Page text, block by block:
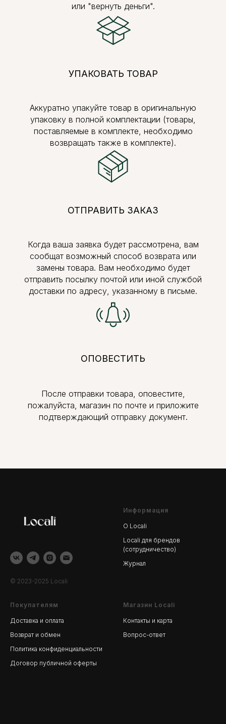
или "вернуть деньги".
УПАКОВАТЬ ТОВАР
Аккуратно упакуйте товар в оригинальную
упаковку в полной комплектации (товары,
поставляемые в комплекте, необходимо
возвращать также в комплекте).
ОТПРАВИТЬ ЗАКАЗ
Когда ваша заявка будет рассмотрена, вам
сообщат возможный способ возврата или
замены товара. Вам необходимо будет
отправить посылку почтой или иной службой
доставки по адресу, указанному в письме.
ОПОВЕСТИТЬ
После отправки товара, оповестите,
пожалуйста, магазин по почте и приложите
подтверждающий отправку документ.
© 2023-2025 Locali
Информация
О Locali
Locali для брендов
(сотрудничество)
Журнал
Покупателям
Доставка и оплата
Возврат и обмен
Политика конфиденциальности
Договор публичной оферты
Магазин Locali
Контакты и карта
Вопрос-ответ